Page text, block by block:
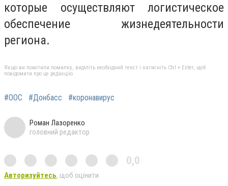
которые осуществляют логистическое
обеспечение жизнедеятельности
региона.
Якщо ви помітили помилку, виділіть необхідний текст і натисніть Ctrl + Enter, щоб
повідомити про це редакцію
#ООС #Донбасс #коронавирус
Роман Лазоренко
головний редактор
0,0
Авторизуйтесь, щоб оцінити